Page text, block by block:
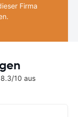
Firma
10 aus